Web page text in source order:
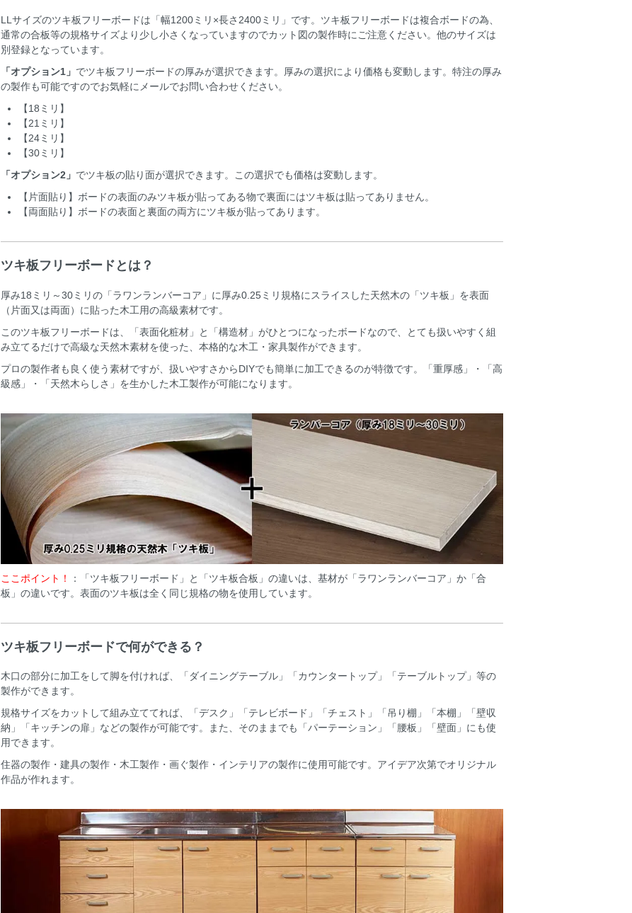
LLサイズのツキ板フリーボードは「幅1200ミリ×長さ2400ミリ」です。ツキ板フリーボードは複合ボードの為、
通常の合板等の規格サイズより少し小さくなっていますのでカット図の製作時にご注意ください。他のサイズは
別登録となっています。
「オプション1」 でツキ板フリーボードの厚みが選択できます。厚みの選択により価格も変動します。特注の厚み
の製作も可能ですのでお気軽にメールでお問い合わせください。
【18ミリ】
【21ミリ】
【24ミリ】
【30ミリ】
「オプション2」 でツキ板の貼り面が選択できます。この選択でも価格は変動します。
【片面貼り】ボードの表面のみツキ板が貼ってある物で裏面にはツキ板は貼ってありません。
【両面貼り】ボードの表面と裏面の両方にツキ板が貼ってあります。
ツキ板フリーボードとは？
厚み18ミリ～30ミリの「ラワンランバーコア」に厚み0.25ミリ規格にスライスした天然木の「ツキ板」を表面
（片面又は両面）に貼った木工用の高級素材です。
このツキ板フリーボードは、「表面化粧材」と「構造材」がひとつになったボードなので、とても扱いやすく組
み立てるだけで高級な天然木素材を使った、本格的な木工・家具製作ができます。
プロの製作者も良く使う素材ですが、扱いやすさからDIYでも簡単に加工できるのが特徴です。「重厚感」・「高
級感」・「天然木らしさ」を生かした木工製作が可能になります。
ここポイント！
：「ツキ板フリーボード」と「ツキ板合板」の違いは、基材が「ラワンランバーコア」か「合
板」の違いです。表面のツキ板は全く同じ規格の物を使用しています。
ツキ板フリーボードで何ができる？
木口の部分に加工をして脚を付ければ、「ダイニングテーブル」「カウンタートップ」「テーブルトップ」等の
製作ができます。
規格サイズをカットして組み立ててれば、「デスク」「テレビボード」「チェスト」「吊り棚」「本棚」「壁収
納」「キッチンの扉」などの製作が可能です。また、そのままでも「パーテーション」「腰板」「壁面」にも使
用できます。
住器の製作・建具の製作・木工製作・画ぐ製作・インテリアの製作に使用可能です。アイデア次第でオリジナル
作品が作れます。